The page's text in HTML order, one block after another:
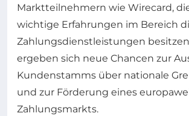
Marktteilnehmern wie Wirecard,
wichtige Erfahrungen im Bereich
Zahlungsdienstleistungen
ergeben sich neue Chancen zur
Kundenstamms über nationale
und zur Förderung eines
Zahlungsmarkts.